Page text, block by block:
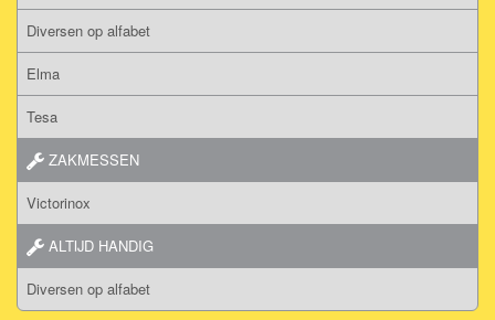
Diversen op alfabet
Elma
Tesa
ZAKMESSEN
Victorinox
ALTIJD HANDIG
Diversen op alfabet